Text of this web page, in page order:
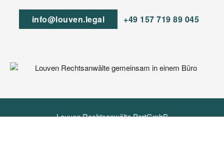
info@​louven.​legal +49 157 719 89 045
Louven Rechtsanwälte PartGmbB